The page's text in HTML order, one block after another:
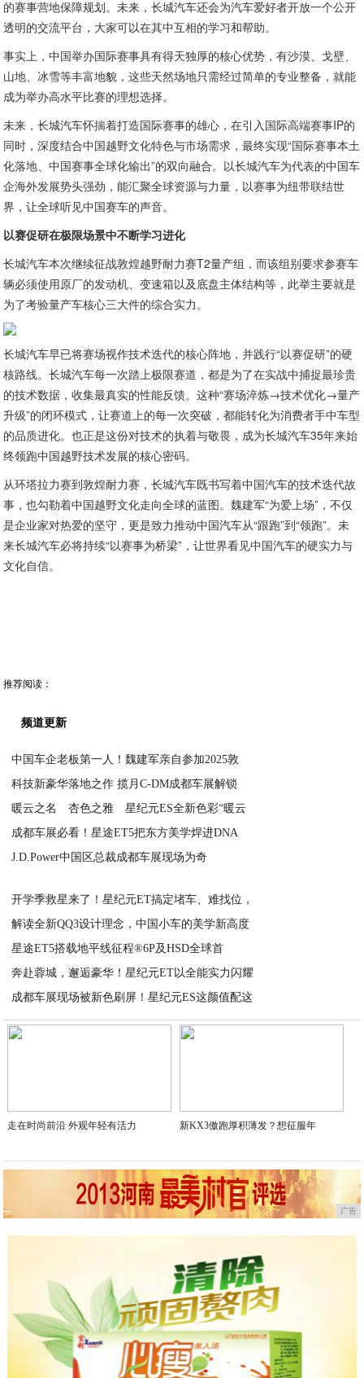
的赛事营地保障规划。未来，长城汽车还会为汽车爱好者开放一个公开
透明的交流平台，大家可以在其中互相的学习和帮助。
事实上，中国举办国际赛事具有得天独厚的核心优势，有沙漠、戈壁、
山地、冰雪等丰富地貌，这些天然场地只需经过简单的专业整备，就能
成为举办高水平比赛的理想选择。
未来，长城汽车怀揣着打造国际赛事的雄心，在引入国际高端赛事IP的
同时，深度结合中国越野文化特色与市场需求，最终实现“国际赛事本土
化落地、中国赛事全球化输出”的双向融合。以长城汽车为代表的中国车
企海外发展势头强劲，能汇聚全球资源与力量，以赛事为纽带联结世
界，让全球听见中国赛车的声音。
以赛促研在极限场景中不断学习进化
长城汽车本次继续征战敦煌越野耐力赛T2量产组，而该组别要求参赛车
辆必须使用原厂的发动机、变速箱以及底盘主体结构等，此举主要就是
为了考验量产车核心三大件的综合实力。
长城汽车早已将赛场视作技术迭代的核心阵地，并践行“以赛促研”的硬
核路线。长城汽车每一次踏上极限赛道，都是为了在实战中捕捉最珍贵
的技术数据，收集最真实的性能反馈。这种“赛场淬炼→技术优化→量产
升级”的闭环模式，让赛道上的每一次突破，都能转化为消费者手中车型
的品质进化。也正是这份对技术的执着与敬畏，成为长城汽车35年来始
终领跑中国越野技术发展的核心密码。
从环塔拉力赛到敦煌耐力赛，长城汽车既书写着中国汽车的技术迭代故
事，也勾勒着中国越野文化走向全球的蓝图。魏建军“为爱上场”，不仅
是企业家对热爱的坚守，更是致力推动中国汽车从“跟跑”到“领跑”。未
来长城汽车必将持续“以赛事为桥梁”，让世界看见中国汽车的硬实力与
文化自信。
推荐阅读：
频道更新
中国车企老板第一人！魏建军亲自参加2025敦
科技新豪华落地之作 揽月C-DM成都车展解锁
暖云之名 杏色之雅 星纪元ES全新色彩“暖云
成都车展必看！星途ET5把东方美学焊进DNA
J.D.Power中国区总裁成都车展现场为奇
开学季救星来了！星纪元ET搞定堵车、难找位，
解读全新QQ3设计理念，中国小车的美学新高度
星途ET5搭载地平线征程®6P及HSD全球首
奔赴蓉城，邂逅豪华！星纪元ET以全能实力闪耀
成都车展现场被新色刷屏！星纪元ES这颜值配这
2025-09-01
走在时尚前沿 外观年轻有活力 新KX3傲跑厚积薄发？想征服年
广告